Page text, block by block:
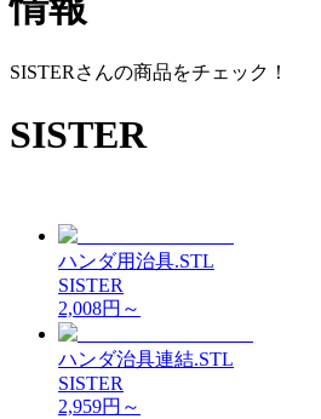
SISTER さんの商品をチェック！
SISTER
ハンダ用治具.STL
SISTER
2,008円～
ハンダ治具連結.STL
SISTER
2,959円～